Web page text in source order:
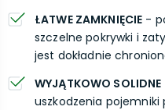
ŁATWE ZAMKNIĘCIE -
szczelne pokrywki i
jest dokładnie
WYJĄTKOWO SOLIDNE
uszkodzenia pojemniki